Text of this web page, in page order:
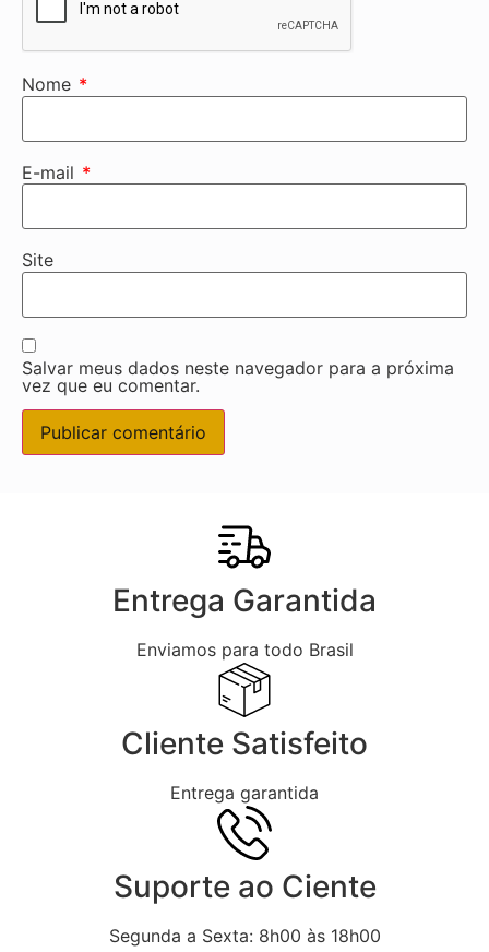
Nome *
E-mail *
Site
Salvar meus dados neste navegador para a próxima
vez que eu comentar.
Entrega Garantida
Enviamos para todo Brasil
Cliente Satisfeito
Entrega garantida
Suporte ao Ciente
Segunda a Sexta: 8h00 às 18h00